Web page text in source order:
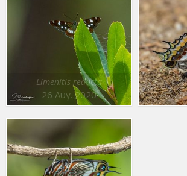
Limenitis reducta
26 Αυγ. 2020 20